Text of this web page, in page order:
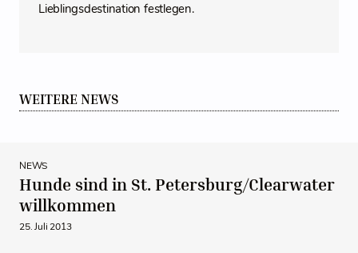
Lieblingsdestination festlegen.
WEITERE NEWS
NEWS
Hunde sind in St. Petersburg/Clearwater
willkommen
25. Juli 2013